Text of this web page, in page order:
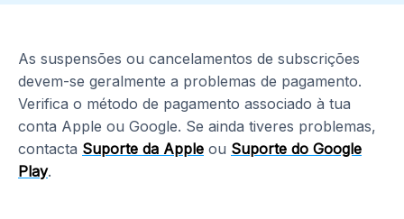
As suspensões ou cancelamentos de subscrições
devem-se geralmente a problemas de pagamento.
Verifica o método de pagamento associado à tua
conta Apple ou Google. Se ainda tiveres problemas,
contacta Suporte da Apple ou Suporte do Google
Play.